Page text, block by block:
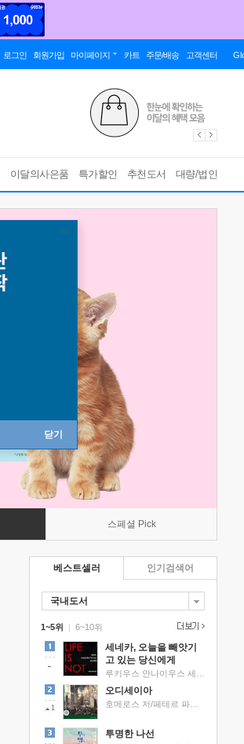
로그인 회원가입 마이페이지 카트 주문/배송 고객센터
이달의사은품 특가할인 추천도서 대량/법인
닫기
스페셜 Pick
베스트셀러
국내도서
1~5위 |
세네카, 오늘을 빼앗기
고 있는 당신에게
1
오디세이아
투명한 나선
6~10위
인기검색어